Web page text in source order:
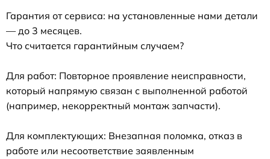
Гарантия от сервиса: на установленные нами детали
— до 3 месяцев.
Что считается гарантийным случаем?
Для работ: Повторное проявление неисправности,
который напрямую связан с выполненной работой
(например, некорректный монтаж запчасти).
Для комплектующих: Внезапная поломка, отказ в
работе или несоответствие заявленным